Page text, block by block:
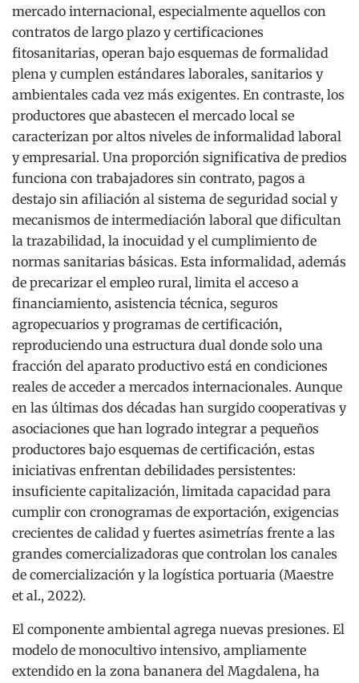
mercado internacional, especialmente aquellos con
contratos de largo plazo y certificaciones
fitosanitarias, operan bajo esquemas de formalidad
plena y cumplen estándares laborales, sanitarios y
ambientales cada vez más exigentes. En contraste, los
productores que abastecen el mercado local se
caracterizan por altos niveles de informalidad laboral
y empresarial. Una proporción significativa de predios
funciona con trabajadores sin contrato, pagos a
destajo sin afiliación al sistema de seguridad social y
mecanismos de intermediación laboral que dificultan
la trazabilidad, la inocuidad y el cumplimiento de
normas sanitarias básicas. Esta informalidad, además
de precarizar el empleo rural, limita el acceso a
financiamiento, asistencia técnica, seguros
agropecuarios y programas de certificación,
reproduciendo una estructura dual donde solo una
fracción del aparato productivo está en condiciones
reales de acceder a mercados internacionales. Aunque
en las últimas dos décadas han surgido cooperativas y
asociaciones que han logrado integrar a pequeños
productores bajo esquemas de certificación, estas
iniciativas enfrentan debilidades persistentes:
insuficiente capitalización, limitada capacidad para
cumplir con cronogramas de exportación, exigencias
crecientes de calidad y fuertes asimetrías frente a las
grandes comercializadoras que controlan los canales
de comercialización y la logística portuaria (Maestre
et al., 2022).
El componente ambiental agrega nuevas presiones. El
modelo de monocultivo intensivo, ampliamente
extendido en la zona bananera del Magdalena, ha